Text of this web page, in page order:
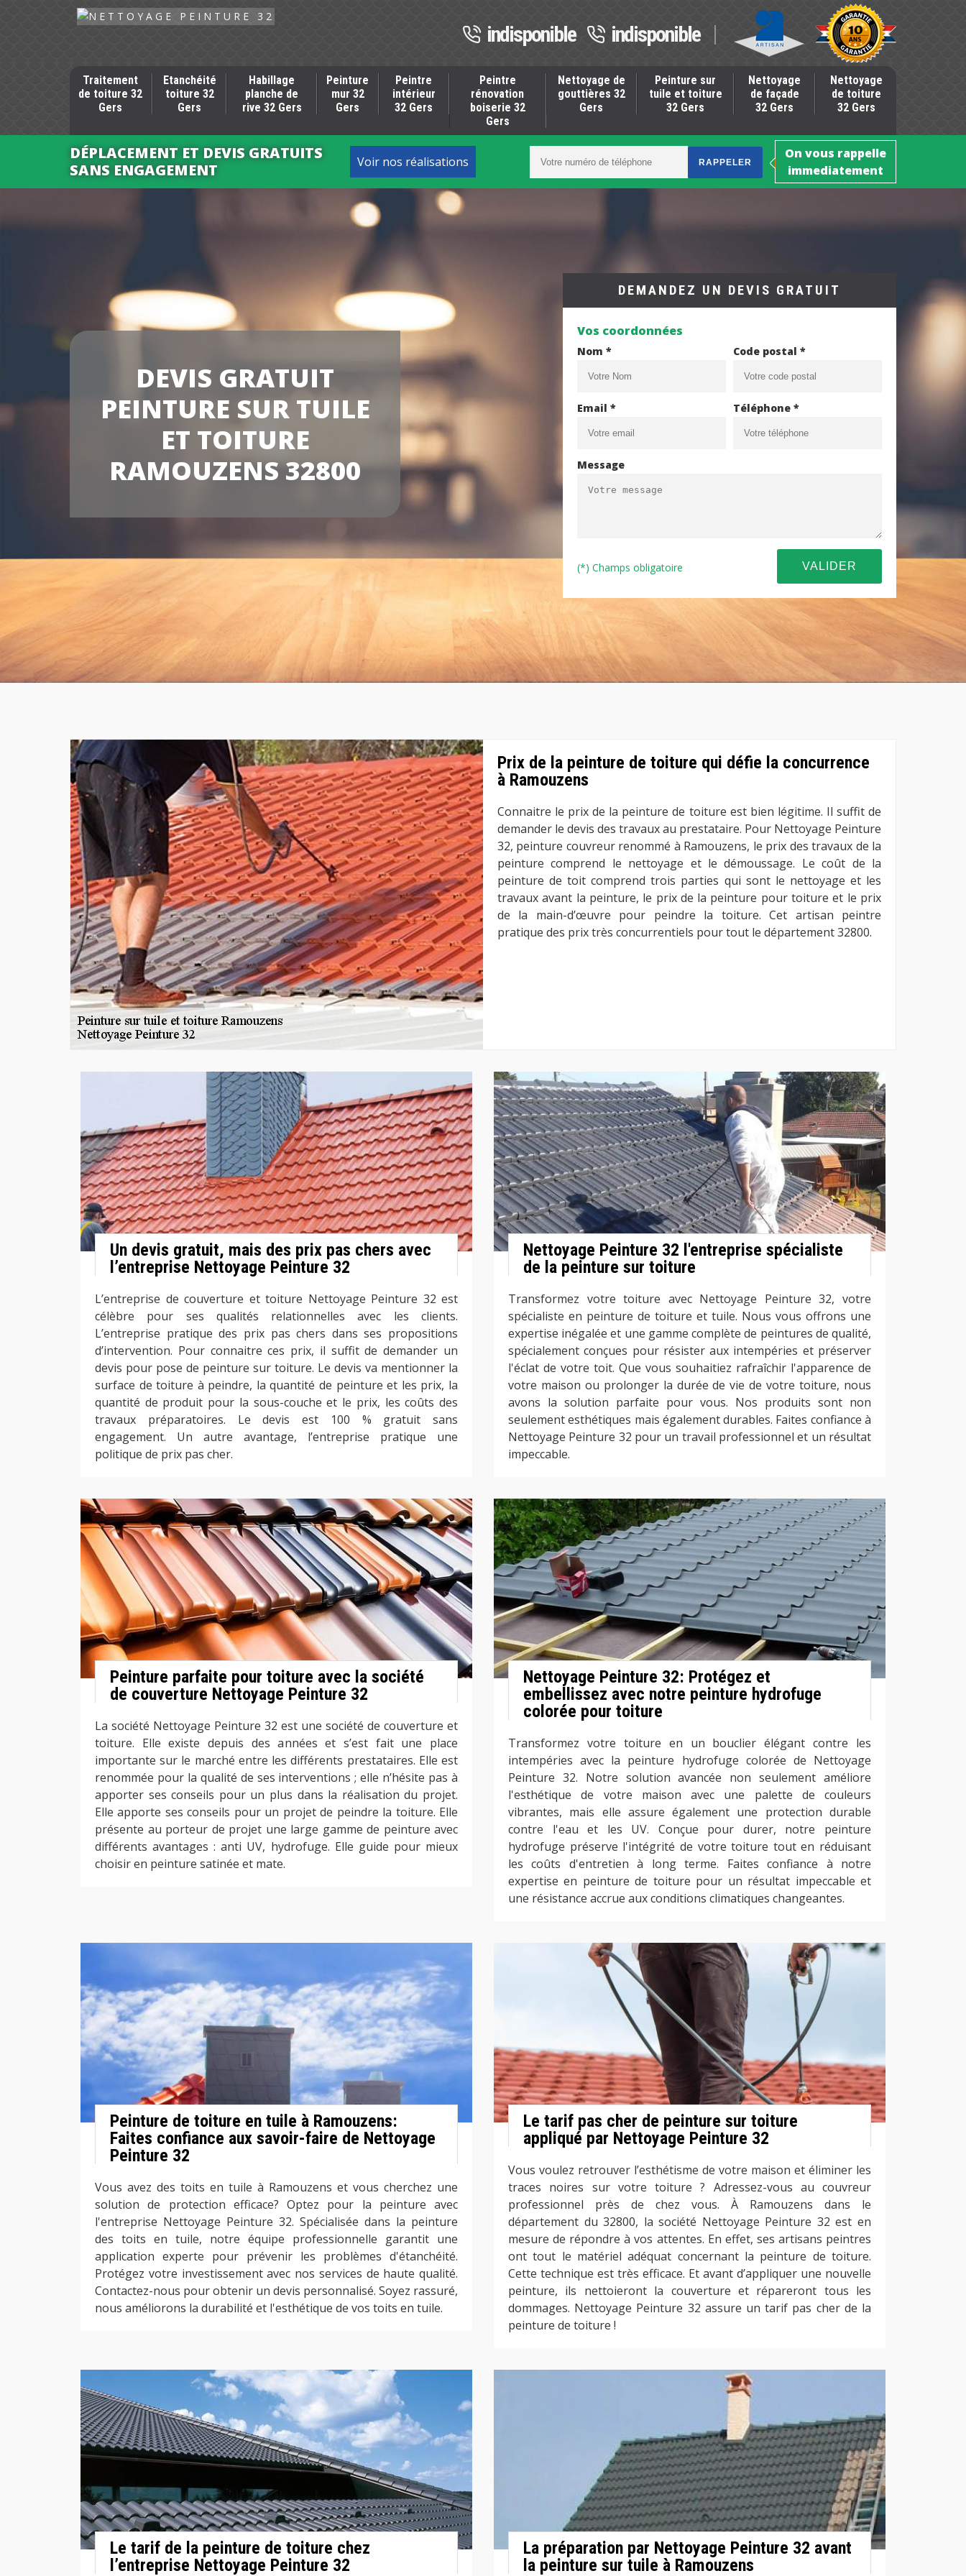
indisponible indisponible
Traitement
de toiture 32
Gers
Etanchéité
toiture 32
Gers
Habillage
planche de
rive 32 Gers
Peinture
mur 32
Gers
Peintre
intérieur
32 Gers
Peintre
rénovation
boiserie 32
Gers
Nettoyage de
gouttières 32
Gers
Peinture sur
tuile et toiture
32 Gers
Nettoyage
de façade
32 Gers
Nettoyage
de toiture
32 Gers
DÉPLACEMENT ET DEVIS GRATUITS
SANS ENGAGEMENT
Voir nos réalisations
On vous rappelle
immediatement
DEVIS GRATUIT
PEINTURE SUR TUILE
ET TOITURE
RAMOUZENS 32800
DEMANDEZ UN DEVIS GRATUIT
Vos coordonnées
Nom * Code postal *
Email * Téléphone *
Message
(*) Champs obligatoire
Prix de la peinture de toiture qui défie la concurrence
à Ramouzens
Connaitre le prix de la peinture de toiture est bien légitime. Il suffit de
demander le devis des travaux au prestataire. Pour Nettoyage Peinture
32, peinture couvreur renommé à Ramouzens, le prix des travaux de la
peinture comprend le nettoyage et le démoussage. Le coût de la
peinture de toit comprend trois parties qui sont le nettoyage et les
travaux avant la peinture, le prix de la peinture pour toiture et le prix
de la main-d’œuvre pour peindre la toiture. Cet artisan peintre
pratique des prix très concurrentiels pour tout le département 32800.
Un devis gratuit, mais des prix pas chers avec
l’entreprise Nettoyage Peinture 32
L’entreprise de couverture et toiture Nettoyage Peinture 32 est
célèbre pour ses qualités relationnelles avec les clients.
L’entreprise pratique des prix pas chers dans ses propositions
d’intervention. Pour connaitre ces prix, il suffit de demander un
devis pour pose de peinture sur toiture. Le devis va mentionner la
surface de toiture à peindre, la quantité de peinture et les prix, la
quantité de produit pour la sous-couche et le prix, les coûts des
travaux préparatoires. Le devis est 100 % gratuit sans
engagement. Un autre avantage, l’entreprise pratique une
politique de prix pas cher.
Nettoyage Peinture 32 l'entreprise spécialiste
de la peinture sur toiture
Transformez votre toiture avec Nettoyage Peinture 32, votre
spécialiste en peinture de toiture et tuile. Nous vous offrons une
expertise inégalée et une gamme complète de peintures de qualité,
spécialement conçues pour résister aux intempéries et préserver
l'éclat de votre toit. Que vous souhaitiez rafraîchir l'apparence de
votre maison ou prolonger la durée de vie de votre toiture, nous
avons la solution parfaite pour vous. Nos produits sont non
seulement esthétiques mais également durables. Faites confiance à
Nettoyage Peinture 32 pour un travail professionnel et un résultat
impeccable.
Peinture parfaite pour toiture avec la société
de couverture Nettoyage Peinture 32
La société Nettoyage Peinture 32 est une société de couverture et
toiture. Elle existe depuis des années et s’est fait une place
importante sur le marché entre les différents prestataires. Elle est
renommée pour la qualité de ses interventions ; elle n’hésite pas à
apporter ses conseils pour un plus dans la réalisation du projet.
Elle apporte ses conseils pour un projet de peindre la toiture. Elle
présente au porteur de projet une large gamme de peinture avec
différents avantages : anti UV, hydrofuge. Elle guide pour mieux
choisir en peinture satinée et mate.
Nettoyage Peinture 32: Protégez et
embellissez avec notre peinture hydrofuge
colorée pour toiture
Transformez votre toiture en un bouclier élégant contre les
intempéries avec la peinture hydrofuge colorée de Nettoyage
Peinture 32. Notre solution avancée non seulement améliore
l'esthétique de votre maison avec une palette de couleurs
vibrantes, mais elle assure également une protection durable
contre l'eau et les UV. Conçue pour durer, notre peinture
hydrofuge préserve l'intégrité de votre toiture tout en réduisant
les coûts d'entretien à long terme. Faites confiance à notre
expertise en peinture de toiture pour un résultat impeccable et
une résistance accrue aux conditions climatiques changeantes.
Peinture de toiture en tuile à Ramouzens:
Faites confiance aux savoir-faire de Nettoyage
Peinture 32
Vous avez des toits en tuile à Ramouzens et vous cherchez une
solution de protection efficace? Optez pour la peinture avec
l'entreprise Nettoyage Peinture 32. Spécialisée dans la peinture
des toits en tuile, notre équipe professionnelle garantit une
application experte pour prévenir les problèmes d'étanchéité.
Protégez votre investissement avec nos services de haute qualité.
Contactez-nous pour obtenir un devis personnalisé. Soyez rassuré,
nous améliorons la durabilité et l'esthétique de vos toits en tuile.
Le tarif pas cher de peinture sur toiture
appliqué par Nettoyage Peinture 32
Vous voulez retrouver l’esthétisme de votre maison et éliminer les
traces noires sur votre toiture ? Adressez-vous au couvreur
professionnel près de chez vous. À Ramouzens dans le
département du 32800, la société Nettoyage Peinture 32 est en
mesure de répondre à vos attentes. En effet, ses artisans peintres
ont tout le matériel adéquat concernant la peinture de toiture.
Cette technique est très efficace. Et avant d’appliquer une nouvelle
peinture, ils nettoieront la couverture et répareront tous les
dommages. Nettoyage Peinture 32 assure un tarif pas cher de la
peinture de toiture !
Le tarif de la peinture de toiture chez
l’entreprise Nettoyage Peinture 32
La préparation par Nettoyage Peinture 32 avant
la peinture sur tuile à Ramouzens